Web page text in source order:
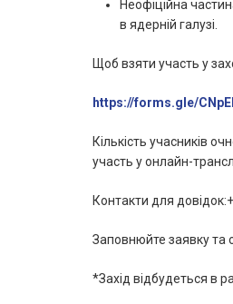
Неофіційна
в ядерній галузі.
Щоб взяти участь у
https://forms.gle/
Кількість учасників
участь у онлайн-
Контакти для
Заповнюйте заявку та
*Захід відбудеться в